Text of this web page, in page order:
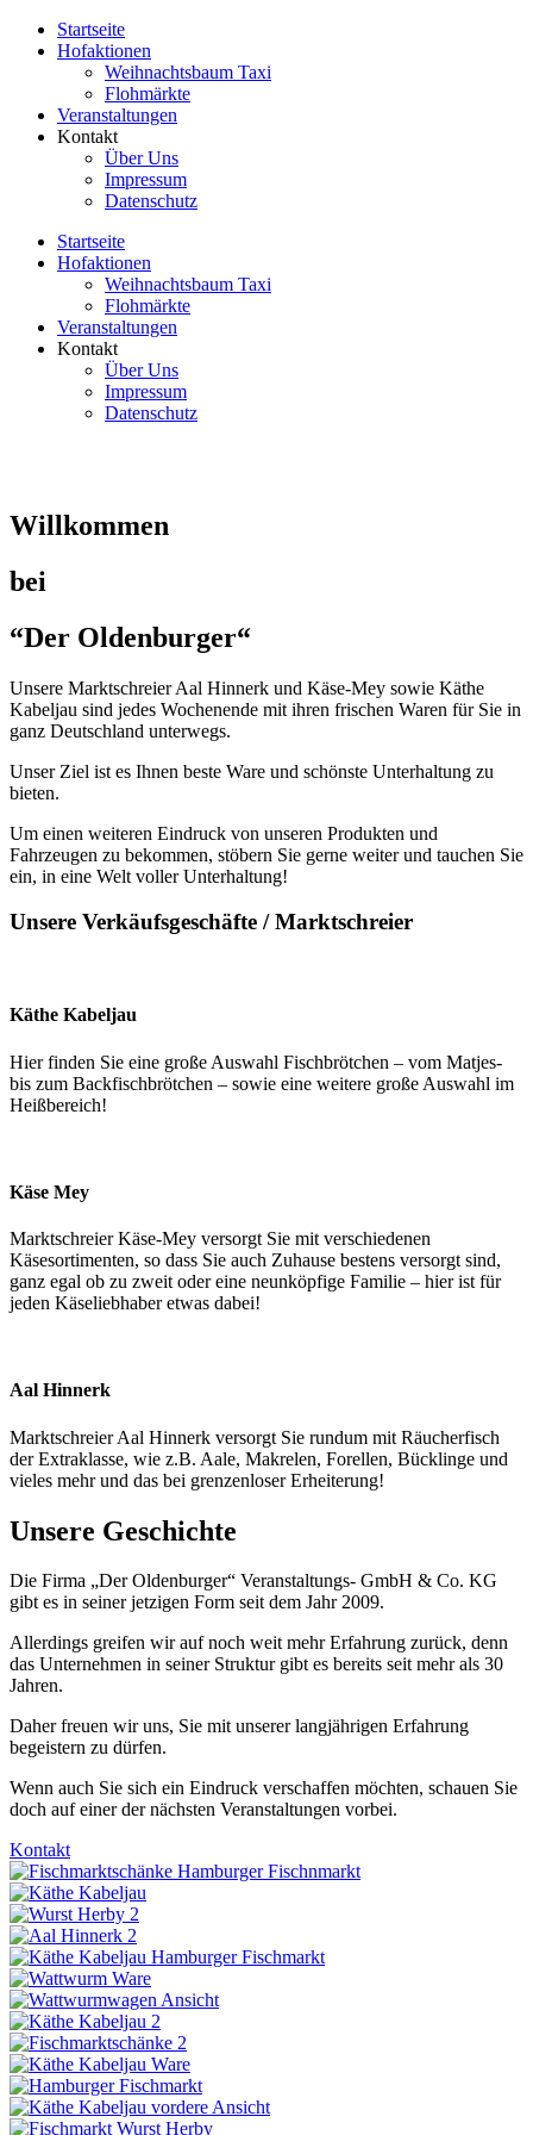
Startseite
Hofaktionen
Weihnachtsbaum Taxi
Flohmärkte
Veranstaltungen
Kontakt
Über Uns
Impressum
Datenschutz
Startseite
Hofaktionen
Weihnachtsbaum Taxi
Flohmärkte
Veranstaltungen
Kontakt
Über Uns
Impressum
Datenschutz
Willkommen
bei
“Der Oldenburger“
Unsere Marktschreier Aal Hinnerk und Käse-Mey sowie Käthe
Kabeljau sind jedes Wochenende mit ihren frischen Waren für Sie in
ganz Deutschland unterwegs.
Unser Ziel ist es Ihnen beste Ware und schönste Unterhaltung zu
bieten.
Um einen weiteren Eindruck von unseren Produkten und
Fahrzeugen zu bekommen, stöbern Sie gerne weiter und tauchen Sie
ein, in eine Welt voller Unterhaltung!
Unsere Verkäufsgeschäfte / Marktschreier
Käthe Kabeljau
Hier finden Sie eine große Auswahl Fischbrötchen – vom Matjes-
bis zum Backfischbrötchen – sowie eine weitere große Auswahl im
Heißbereich!
Käse Mey
Marktschreier Käse-Mey versorgt Sie mit verschiedenen
Käsesortimenten, so dass Sie auch Zuhause bestens versorgt sind,
ganz egal ob zu zweit oder eine neunköpfige Familie – hier ist für
jeden Käseliebhaber etwas dabei!
Aal Hinnerk
Marktschreier Aal Hinnerk versorgt Sie rundum mit Räucherfisch
der Extraklasse, wie z.B. Aale, Makrelen, Forellen, Bücklinge und
vieles mehr und das bei grenzenloser Erheiterung!
Unsere Geschichte
Die Firma „Der Oldenburger“ Veranstaltungs- GmbH & Co. KG
gibt es in seiner jetzigen Form seit dem Jahr 2009.
Allerdings greifen wir auf noch weit mehr Erfahrung zurück, denn
das Unternehmen in seiner Struktur gibt es bereits seit mehr als 30
Jahren.
Daher freuen wir uns, Sie mit unserer langjährigen Erfahrung
begeistern zu dürfen.
Wenn auch Sie sich ein Eindruck verschaffen möchten, schauen Sie
doch auf einer der nächsten Veranstaltungen vorbei.
Kontakt